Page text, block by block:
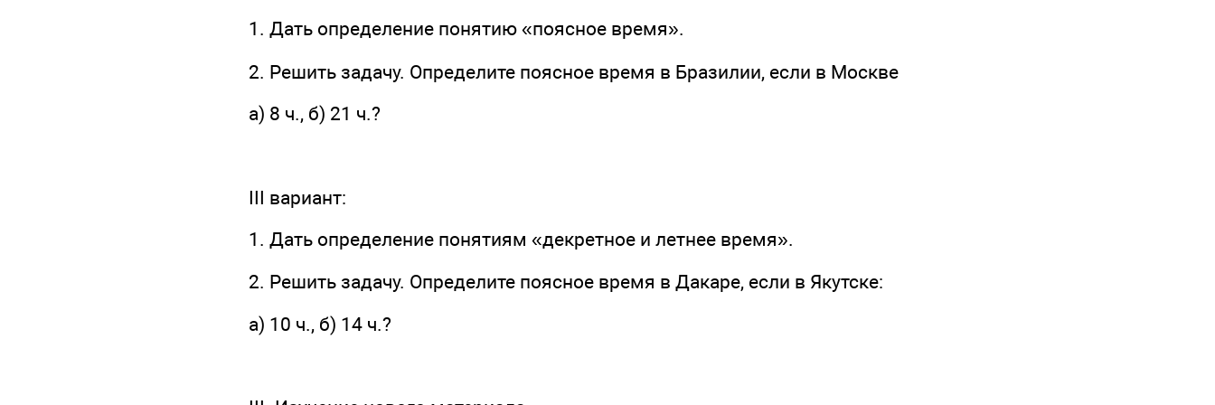
1. Дать определение понятию «поясное время».
2. Решить задачу. Определите поясное время в Бразилии, если в Москве
а) 8 ч., б) 21 ч.?
III вариант:
1. Дать определение понятиям «декретное и летнее время».
2. Решить задачу. Определите поясное время в Дакаре, если в Якутске:
а) 10 ч., б) 14 ч.?